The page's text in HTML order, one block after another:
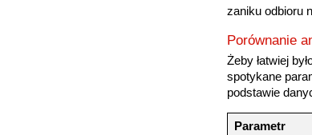
zaniku odbioru
Porównanie
Żeby łatwiej
spotykane
podstawie
Parametr